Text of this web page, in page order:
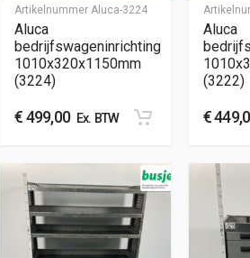
Artikelnummer Aluca-3224
Aluca
bedrijfswageninrichting
1010x320x1150mm
(3224)
€499,00Ex. BTW
Aluca
(3222)
€